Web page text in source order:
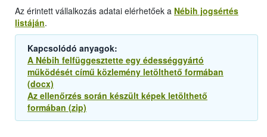
Az érintett vállalkozás adatai elérhetőek a Nébih jogsértés
listáján.
Kapcsolódó anyagok:
A Nébih felfüggesztette egy édességgyártó
működését című közlemény letölthető formában
(docx)
Az ellenőrzés során készült képek letölthető
formában (zip)